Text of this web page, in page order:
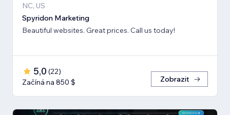
NC, US
Spyridon Marketing
Beautiful websites. Great prices. Call us today!
5,0 (22)
Začíná na 850 $
Zobrazit